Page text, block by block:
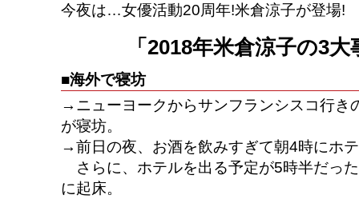
今夜は…女優活動20周年!米倉涼子が登場!
「2018年米倉涼子の3大
■海外で寝坊
→ニューヨークからサンフランシスコ行き
が寝坊。
→前日の夜、お酒を飲みすぎて朝4時にホ
さらに、ホテルを出る予定が5時半だっ
に起床。